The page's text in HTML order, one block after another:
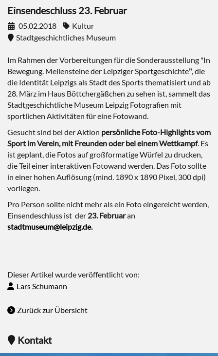
Einsendeschluss 23. Februar
05.02.2018
Kultur
Stadtgeschichtliches Museum
Im Rahmen der Vorbereitungen für die Sonderausstellung "In
Bewegung. Meilensteine der Leipziger Sportgeschichte", die
die Identität Leipzigs als Stadt des Sports thematisiert und ab
28. März im Haus Böttchergäßchen zu sehen ist, sammelt das
Stadtgeschichtliche Museum Leipzig Fotografien mit
sportlichen Aktivitäten für eine Fotowand.
Gesucht sind bei der Aktion persönliche Foto-Highlights vom
Sport im Verein, mit Freunden oder bei einem Wettkampf. Es
ist geplant, die Fotos auf großformatige Würfel zu drucken,
die Teil einer interaktiven Fotowand werden. Das Foto sollte
in einer hohen Auflösung (mind. 1890 x 1890 Pixel, 300 dpi)
vorliegen.
Pro Person sollte nicht mehr als ein Foto eingereicht werden,
Einsendeschluss ist der 23. Februaran
stadtmuseum@leipzig.de.
Dieser Artikel wurde veröffentlicht von:
Lars Schumann
Zurück zur Übersicht
Kontakt